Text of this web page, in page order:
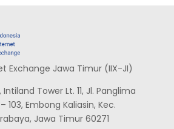
Exchange Jawa Timur (IIX-JI)
Tower Lt. 11, Jl. Panglima
103, Embong Kaliasin, Kec.
Jawa Timur 60271